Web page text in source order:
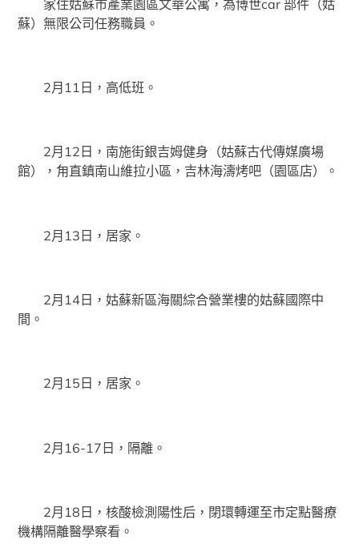
家住姑蘇市產業園區文華公寓，為博世car 部件（姑
蘇）無限公司任務職員。
2月11日，高低班。
2月12日，南施街銀吉姆健身（姑蘇古代傳媒廣場
館），甪直鎮南山維拉小區，吉林海濤烤吧（園區店）。
2月13日，居家。
2月14日，姑蘇新區海關綜合營業樓的姑蘇國際中
間。
2月15日，居家。
2月16-17日，隔離。
2月18日，核酸檢測陽性后，閉環轉運至市定點醫療
機構隔離醫學察看。